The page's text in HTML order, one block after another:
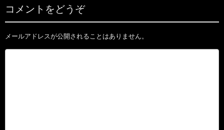
コメントをどうぞ
メールアドレスが公開されることはありません。